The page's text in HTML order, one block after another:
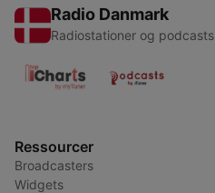
Radio Danmark
Radiostationer og podcasts
Ressourcer
Broadcasters
Widgets